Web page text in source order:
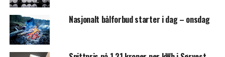
Nasjonalt bålforbud starter i dag – onsdag